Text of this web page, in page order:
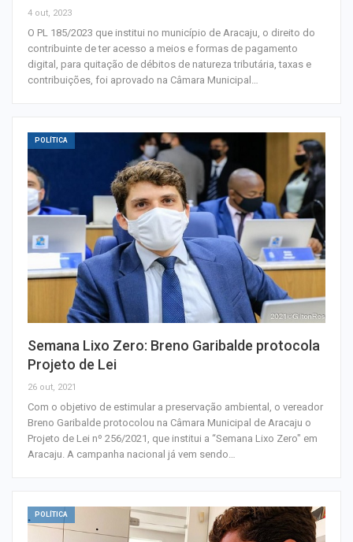
4 out, 2023
O PL 185/2023 que institui no município de Aracaju, o direito do
contribuinte de ter acesso a meios e formas de pagamento
digital, para quitação de débitos de natureza tributária, taxas e
contribuições, foi aprovado na Câmara Municipal…
POLÍTICA
Semana Lixo Zero: Breno Garibalde protocola
Projeto de Lei
26 out, 2021
Com o objetivo de estimular a preservação ambiental, o vereador
Breno Garibalde protocolou na Câmara Municipal de Aracaju o
Projeto de Lei nº 256/2021, que institui a “Semana Lixo Zero" em
Aracaju. A campanha nacional já vem sendo…
POLÍTICA